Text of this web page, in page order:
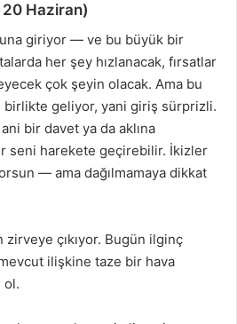
20 Haziran)
giriyor — ve bu büyük bir
her şey hızlanacak, fırsatlar
çok şeyin olacak. Ama bu
geliyor, yani giriş sürprizli.
bir davet ya da aklına
seni harekete geçirebilir. İkizler
— ama dağılmamaya dikkat
çıkıyor. Bugün ilginç
ilişkine taze bir hava
ol.